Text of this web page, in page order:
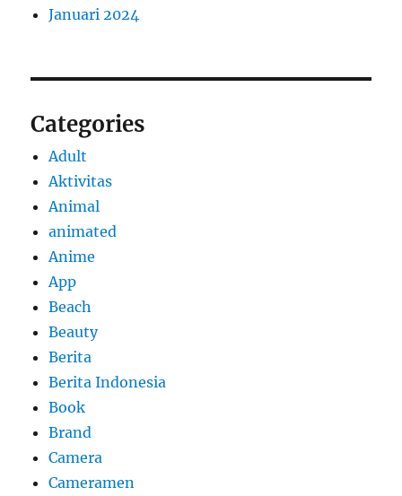
Januari 2024
Categories
Adult
Aktivitas
Animal
animated
Anime
App
Beach
Beauty
Berita
Berita Indonesia
Book
Brand
Camera
Cameramen